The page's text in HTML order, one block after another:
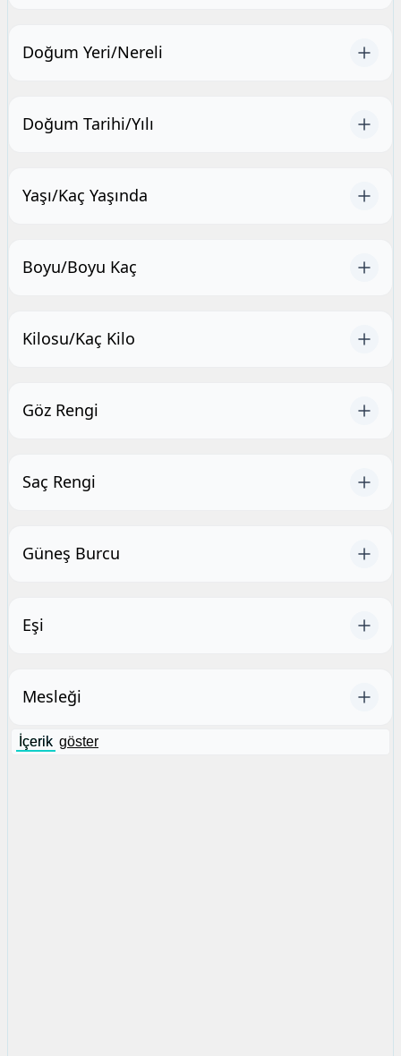
Doğum Yeri/Nereli
Doğum Tarihi/Yılı
Yaşı/Kaç Yaşında
Boyu/Boyu Kaç
Kilosu/Kaç Kilo
Göz Rengi
Saç Rengi
Güneş Burcu
Eşi
Mesleği
İçerik göster